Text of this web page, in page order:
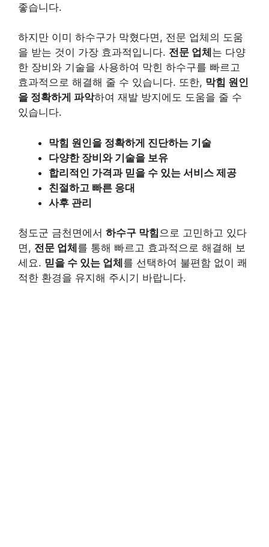
좋습니다.
하지만 이미 하수구가 막혔다면, 전문 업체의 도움
을 받는 것이 가장 효과적입니다. 전문 업체 는 다양
한 장비와 기술을 사용하여 막힌 하수구를 빠르고
효과적으로 해결해 줄 수 있습니다. 또한, 막힘 원인
을 정확하게 파악하여 재발 방지에도 도움을 줄 수
있습니다.
막힘 원인을 정확하게 진단하는 기술
다양한 장비와 기술을 보유
합리적인 가격과 믿을 수 있는 서비스 제공
친절하고 빠른 응대
사후 관리
청도군 금천면에서 하수구 막힘으로 고민하고 있다
면, 전문 업체 를 통해 빠르고 효과적으로 해결해 보
세요. 믿을 수 있는 업체 를 선택하여 불편함 없이 쾌
적한 환경을 유지해 주시기 바랍니다.